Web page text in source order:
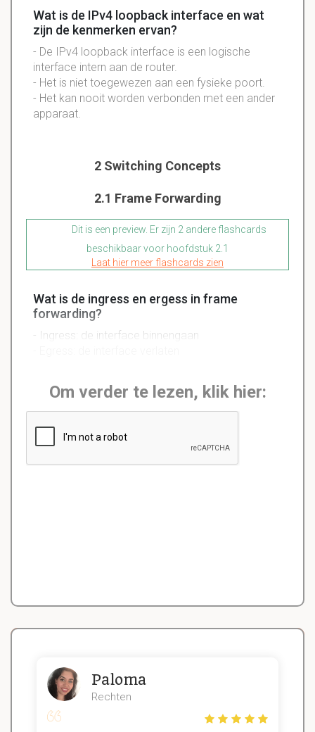
Wat is de IPv4 loopback interface en wat
zijn de kenmerken ervan?
- De IPv4 loopback interface is een logische
interface intern aan de router.
- Het is niet toegewezen aan een fysieke poort.
- Het kan nooit worden verbonden met een ander
apparaat.
2 Switching Concepts
2.1 Frame Forwarding
Dit is een preview. Er zijn 2 andere flashcards
beschikbaar voor hoofdstuk 2.1
Laat hier meer flashcards zien
Wat is de ingress en ergess in frame
forwarding?
- Ingress: de interface binnengaan
Om verder te lezen, klik hier:
Paloma
Rechten